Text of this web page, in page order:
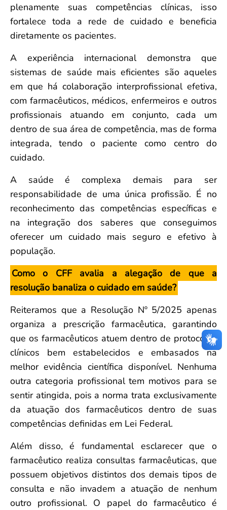
plenamente suas competências clínicas, isso
fortalece toda a rede de cuidado e beneficia
diretamente os pacientes.
A experiência internacional demonstra que
sistemas de saúde mais eficientes são aqueles
em que há colaboração interprofissional efetiva,
com farmacêuticos, médicos, enfermeiros e outros
profissionais atuando em conjunto, cada um
dentro de sua área de competência, mas de forma
integrada, tendo o paciente como centro do
cuidado.
A saúde é complexa demais para ser
responsabilidade de uma única profissão. É no
reconhecimento das competências específicas e
na integração dos saberes que conseguimos
oferecer um cuidado mais seguro e efetivo à
população.
Como o CFF avalia a alegação de que a
resolução banaliza o cuidado em saúde?
Reiteramos que a Resolução Nº 5/2025 apenas
organiza a prescrição farmacêutica, garantindo
que os farmacêuticos atuem dentro de protocolos
clínicos bem estabelecidos e embasados na
melhor evidência científica disponível. Nenhuma
outra categoria profissional tem motivos para se
sentir atingida, pois a norma trata exclusivamente
da atuação dos farmacêuticos dentro de suas
competências definidas em Lei Federal.
Além disso, é fundamental esclarecer que o
farmacêutico realiza consultas farmacêuticas, que
possuem objetivos distintos dos demais tipos de
consulta e não invadem a atuação de nenhum
outro profissional. O papel do farmacêutico é